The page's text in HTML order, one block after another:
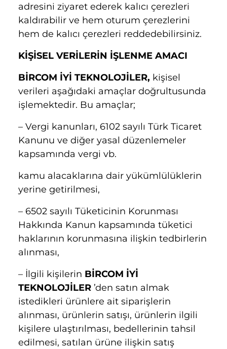
adresini ziyaret ederek kalıcı çerezleri
kaldırabilir ve hem oturum çerezlerini
hem de kalıcı çerezleri reddedebilirsiniz.
KİŞİSEL VERİLERİN İŞLENME AMACI
BİRCOM İYİ TEKNOLOJİLER, kişisel
verileri aşağıdaki amaçlar doğrultusunda
işlemektedir. Bu amaçlar;
– Vergi kanunları, 6102 sayılı Türk Ticaret
Kanunu ve diğer yasal düzenlemeler
kapsamında vergi vb.
kamu alacaklarına dair yükümlülüklerin
yerine getirilmesi,
– 6502 sayılı Tüketicinin Korunması
Hakkında Kanun kapsamında tüketici
haklarının korunmasına ilişkin tedbirlerin
alınması,
– İlgili kişilerin BİRCOM İYİ
TEKNOLOJİLER ’den satın almak
istedikleri ürünlere ait siparişlerin
alınması, ürünlerin satışı, ürünlerin ilgili
kişilere ulaştırılması, bedellerinin tahsil
edilmesi, satılan ürüne ilişkin satış